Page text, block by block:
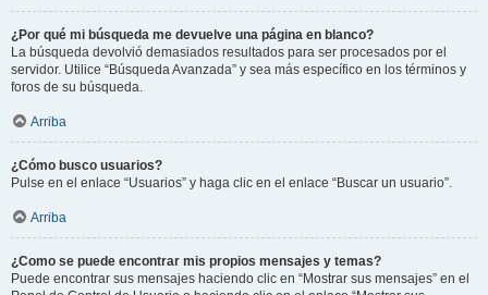
¿Por qué mi búsqueda me devuelve una página en blanco?
La búsqueda devolvió demasiados resultados para ser procesados por el
servidor. Utilice “Búsqueda Avanzada” y sea más específico en los términos y
foros de su búsqueda.
Arriba
¿Cómo busco usuarios?
Pulse en el enlace “Usuarios” y haga clic en el enlace “Buscar un usuario”.
Arriba
¿Como se puede encontrar mis propios mensajes y temas?
Puede encontrar sus mensajes haciendo clic en “Mostrar sus mensajes” en el